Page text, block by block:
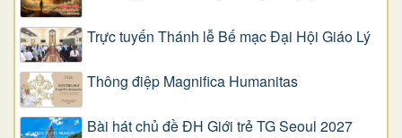
Trực tuyến Thánh lễ Bế mạc Đại Hội Giáo Lý
Thông điệp Magnifica Humanitas
Bài hát chủ đề ĐH Giới trẻ TG Seoul 2027